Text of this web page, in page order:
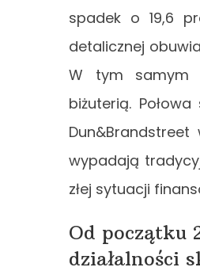
spadek o 19,6
detalicznej
W tym samym
biżuterią.
wypadają
złej sytuacji
Od początku
działalności